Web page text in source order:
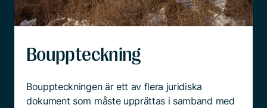
Bouppteckning
Bouppteckningen är ett av flera juridiska
dokument som måste upprättas i samband med